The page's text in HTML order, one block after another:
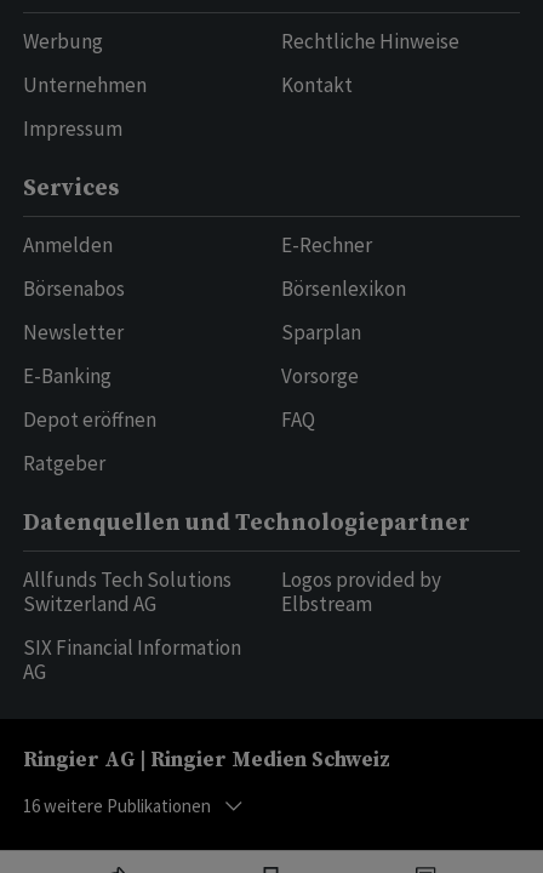
Werbung
Unternehmen
Impressum
Rechtliche Hinweise
Kontakt
Services
Anmelden
Börsenabos
Newsletter
E-Banking
Depot eröffnen
Ratgeber
E-Rechner
Börsenlexikon
Sparplan
Vorsorge
FAQ
Datenquellen und Technologiepartner
Allfunds Tech Solutions
Switzerland AG
SIX Financial Information
AG
Logos provided by
Elbstream
Ringier AG | Ringier Medien Schweiz
16weitere Publikationen